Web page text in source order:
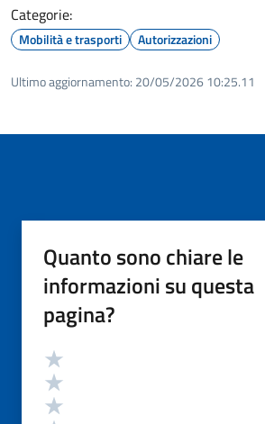
Categorie:
Mobilità e trasporti Autorizzazioni
Ultimo aggiornamento: 20/05/2026 10:25.11
Quanto sono chiare le
informazioni su questa
pagina?
Valutazione